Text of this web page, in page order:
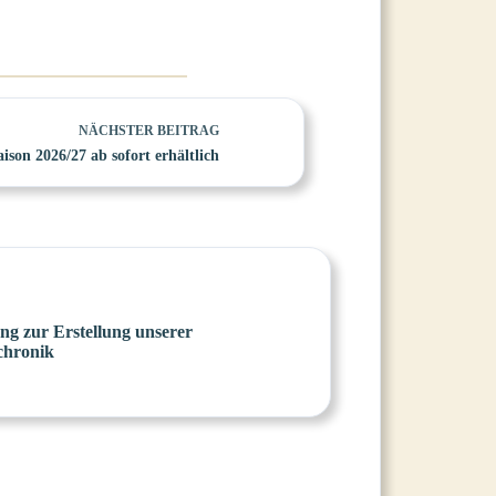
NÄCHSTERBEITRAG
2026/27 ab sofort erhältlich
zur Erstellung unserer